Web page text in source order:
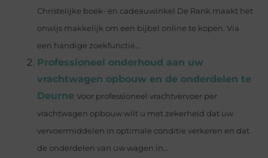
Christelijke boek- en cadeauwinkel De Rank maakt het
onwijs makkelijk om een bijbel online te kopen. Via
een handige zoekfunctie...
Professioneel onderhoud aan uw
vrachtwagen opbouw en de onderdelen te
Deurne Voor professioneel vrachtvervoer per
vrachtwagen opbouw wilt u met zekerheid dat uw
vervoermiddelen in optimale conditie verkeren en dat
de onderdelen van uw wagen in...